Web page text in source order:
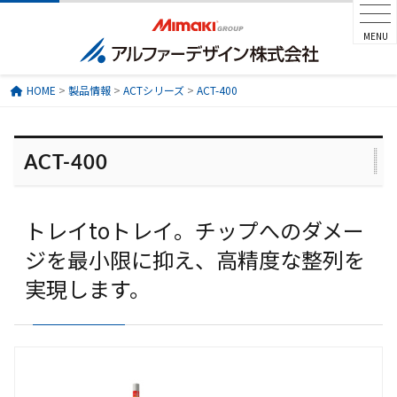
MENU
HOME > 製品情報> ACTシリーズ> ACT-400
ACT-400
トレイtoトレイ。チップへのダメー
ジを最小限に抑え、高精度な整列を
実現します。